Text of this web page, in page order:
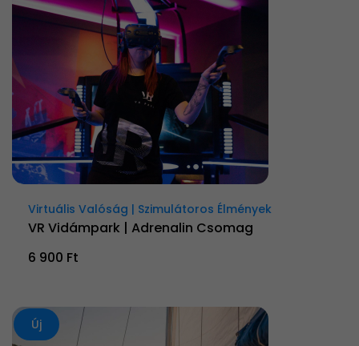
Virtuális Valóság | Szimulátoros Élmények
VR Vidámpark | Adrenalin Csomag
6 900 Ft
Új